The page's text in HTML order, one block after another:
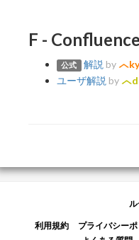
F - Confluence
公式 解説 by
ユーザ解説 by
利用規約 プライバシー